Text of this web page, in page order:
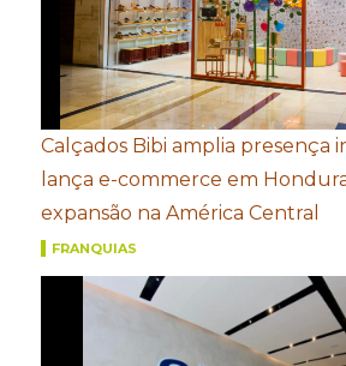
Calçados Bibi amplia presença
lança e-commerce em
expansão na América Central
FRANQUIAS